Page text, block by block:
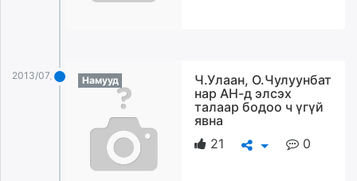
2013/07/28 Намууд
Ч.Улаан, О.Чулуунбат
нар АН-д элсэх
талаар бодоо ч үгүй
явна
21
0